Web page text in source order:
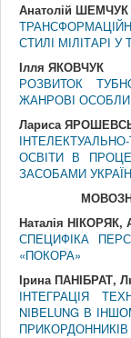
Анатолій ШЕМЧУК
СТИЛІ МІЛІТАРІ
Ілля ЯКОВЧУК
РОЗВИТОК
ЖАНРОВІ
Лариса
ОСВІТИ В
ЗАСОБАМИ
Наталія НІКОРЯК,
СПЕЦИФІКА
«ПОКОРА»
Ірина ПАНІБРАТ,
ІНТЕГРАЦІЯ
NIBELUNG В
ПРИКОРДОННИКІВ